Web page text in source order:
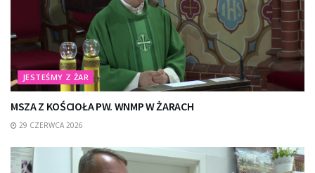
JESTEŚMY Z ŻAR
MSZA Z KOŚCIOŁA PW. WNMP W ŻARACH
29 CZERWCA 2026